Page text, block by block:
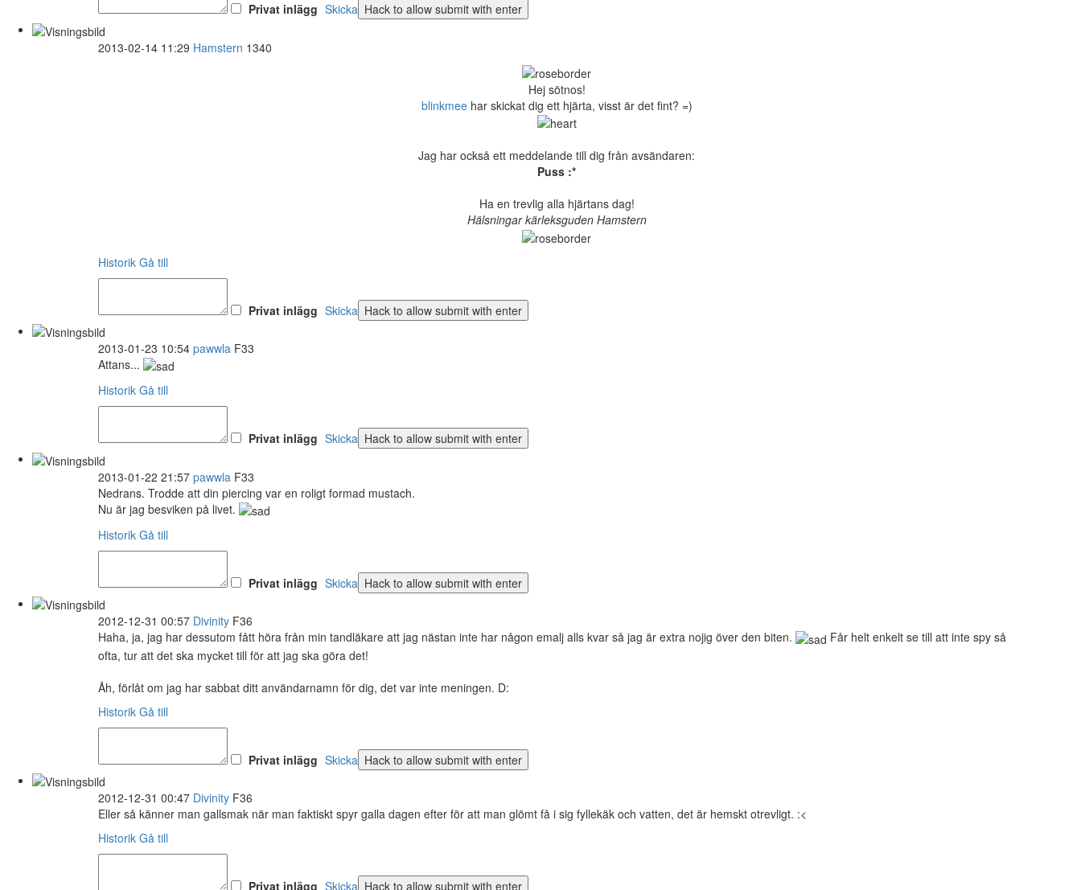
Privat inlägg Skicka
2013-02-14 11:29 Hamstern 1340
Hej sötnos!
blinkmeehar skickat dig ett hjärta, visst är det fint? =)
Jag har också ett meddelande till dig från avsändaren:
Puss :*
Ha en trevlig alla hjärtans dag!
Hälsningar kärleksguden Hamstern
Historik Gå till
Privat inlägg Skicka
2013-01-23 10:54 pawwla F33
Attans...
Historik Gå till
Privat inlägg Skicka
2013-01-22 21:57 pawwla F33
Nedrans. Trodde att din piercing var en roligt formad mustach.
Nu är jag besviken på livet.
Historik Gå till
Privat inlägg Skicka
2012-12-31 00:57 Divinity F36
Haha, ja, jag har dessutom fått höra från min tandläkare att jag nästan inte har någon emalj alls kvar så jag är extra nojig över den biten.
Får helt enkelt se till att inte spy så
ofta, tur att det ska mycket till för att jag ska göra det!
Åh, förlåt om jag har sabbat ditt användarnamn för dig, det var inte meningen. D:
Historik Gå till
Privat inlägg Skicka
2012-12-31 00:47 Divinity F36
Eller så känner man gallsmak när man faktiskt spyr galla dagen efter för att man glömt få i sig fyllekäk och vatten, det är hemskt otrevligt. :<
Historik Gå till
Privat inlägg Skicka